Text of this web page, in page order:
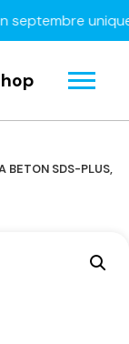
BETON SDS-PLUS,